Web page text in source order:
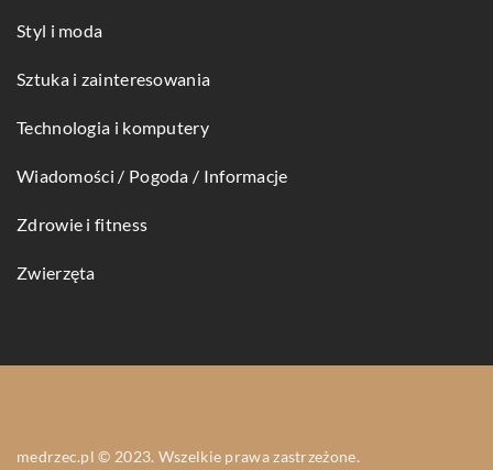
Styl i moda
Sztuka i zainteresowania
Technologia i komputery
Wiadomości / Pogoda / Informacje
Zdrowie i fitness
Zwierzęta
medrzec.pl © 2023. Wszelkie prawa zastrzeżone.